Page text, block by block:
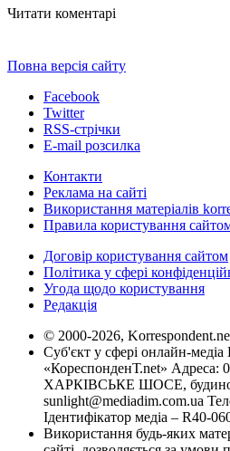
Читати коментарі
Повна версія сайту
Facebook
Twitter
RSS-стрічки
E-mail розсилка
Контакти
Реклама на сайті
Використання матеріалів
Правила користування
Договір користування сайтом
Політика у сфері
Угода щодо користування
Редакція
© 2000-2026,
Суб'єкт у сфері онлайн-
«КореспонденТ.net» Адреса:
ХАРКІВСЬКЕ ШОСЕ,
sunlight@mediadim.com.ua
Ідентифікатор медіа – R40-
Використання будь-яких